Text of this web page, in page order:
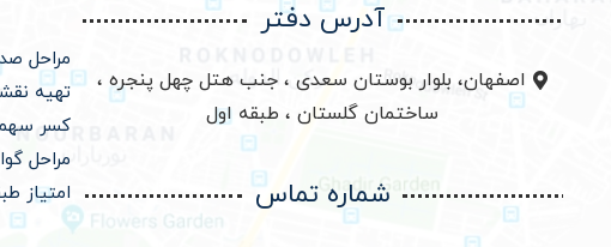
آدرس دفتر
اصفهان، بلوار بوستان سعدی ، جنب هتل چهل پنجره ،
ساختمان گلستان ، طبقه اول
شماره تماس
مراحل
تهیه
کسر
مراحل
امتیاز